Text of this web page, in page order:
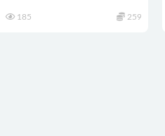
185
259